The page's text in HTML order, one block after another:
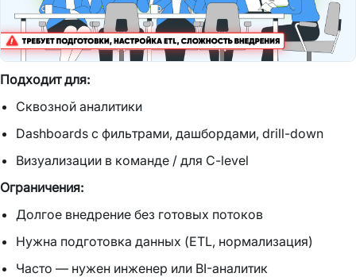
Подходит для:
Сквозной аналитики
Dashboards с фильтрами, дашбордами, drill-down
Визуализации в команде / для C-level
Ограничения:
Долгое внедрение без готовых потоков
Нужна подготовка данных (ETL, нормализация)
Часто — нужен инженер или BI-аналитик